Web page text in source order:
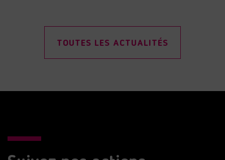
TOUTES LES ACTUALITÉS